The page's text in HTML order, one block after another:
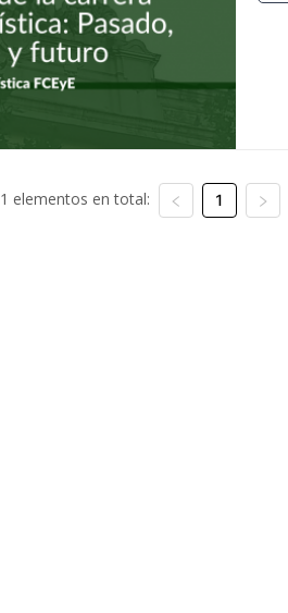
1 elementos en total: 1